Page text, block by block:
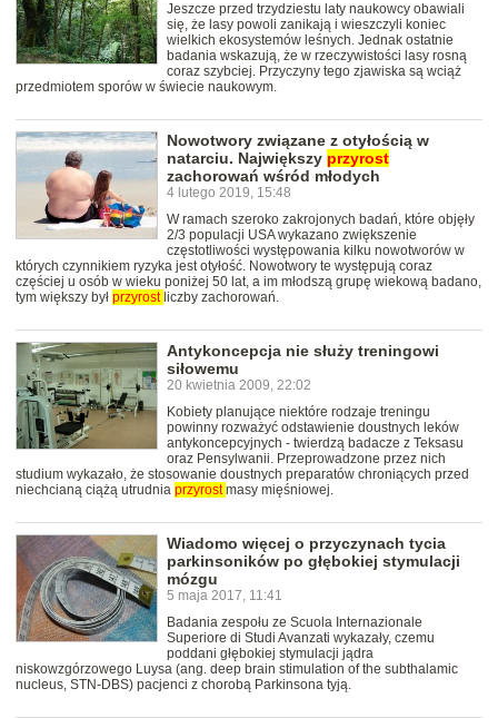
Jeszcze przed trzydziestu laty naukowcy obawiali
się, że lasy powoli zanikają i wieszczyli koniec
wielkich ekosystemów leśnych. Jednak ostatnie
badania wskazują, że w rzeczywistości lasy rosną
coraz szybciej. Przyczyny tego zjawiska są wciąż
przedmiotem sporów w świecie naukowym.
Nowotwory związane z otyłością w
natarciu. Największy przyrost
zachorowań wśród młodych
4 lutego 2019, 15:48
W ramach szeroko zakrojonych badań, które objęły
2/3 populacji USA wykazano zwiększenie
częstotliwości występowania kilku nowotworów w
których czynnikiem ryzyka jest otyłość. Nowotwory te występują coraz
częściej u osób w wieku poniżej 50 lat, a im młodszą grupę wiekową badano,
tym większy był przyrost liczby zachorowań.
Antykoncepcja nie służy treningowi
siłowemu
20 kwietnia 2009, 22:02
Kobiety planujące niektóre rodzaje treningu
powinny rozważyć odstawienie doustnych leków
antykoncepcyjnych - twierdzą badacze z Teksasu
oraz Pensylwanii. Przeprowadzone przez nich
studium wykazało, że stosowanie doustnych preparatów chroniących przed
niechcianą ciążą utrudnia przyrostmasy mięśniowej.
Wiadomo więcej o przyczynach tycia
parkinsoników po głębokiej stymulacji
mózgu
5 maja 2017, 11:41
Badania zespołu ze Scuola Internazionale
Superiore di Studi Avanzati wykazały, czemu
poddani głębokiej stymulacji jądra
niskowzgórzowego Luysa (ang. deep brain stimulation of the subthalamic
nucleus, STN-DBS) pacjenci z chorobą Parkinsona tyją.